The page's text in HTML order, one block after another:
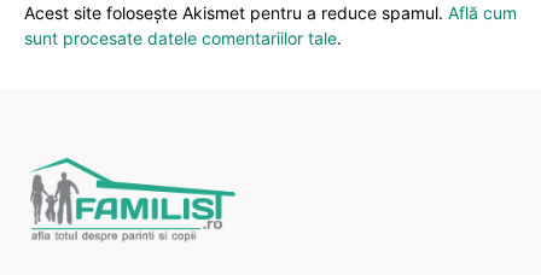
Acest site folosește Akismet pentru a reduce spamul. Află cum
sunt procesate datele comentariilor tale.